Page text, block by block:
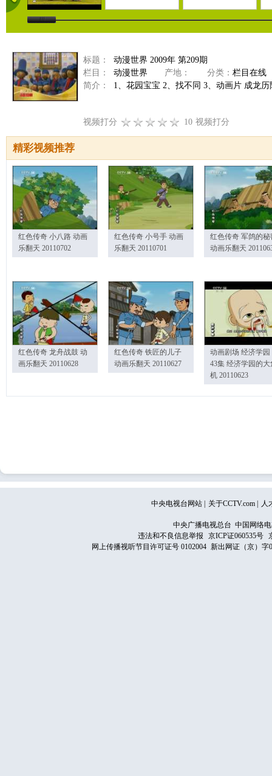
标题：
动漫世界 2009年 第209期
栏目：
动漫世界 产地： 分类： 栏目在线
简介：
1、花园宝宝 2、找不同 3、动画片 成龙
视频打分 10 视频打分
精彩视频推荐
红色传奇 小八路 动画
乐翻天 20110702
红色传奇 小号手 动画
乐翻天 20110701
红色传奇 军鸽的秘
动画乐翻天
红色传奇 龙舟战鼓 动
画乐翻天 20110628
红色传奇 铁匠的儿子
动画乐翻天 20110627
动画剧场 经济学园
43集 经济学园的大
机 20110623
中央电视台网站 关于CCTV.com 人
中央广播电视总台 中国网络
违法和不良信息举报
京ICP证060535号
网上传播视听节目许可证号 0102004 新出网证（京）